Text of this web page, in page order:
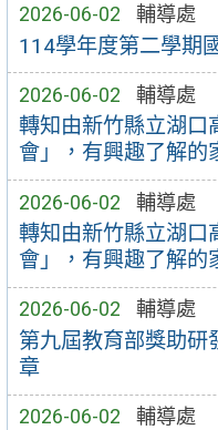
2026-06-02 輔導處
114學年度第二學期
2026-06-02 輔導處
轉知由新竹縣立湖口
會」，有興趣了解的
2026-06-02 輔導處
轉知由新竹縣立湖口
會」，有興趣了解的
2026-06-02 輔導處
第九屆教育部獎助研
章
2026-06-02 輔導處